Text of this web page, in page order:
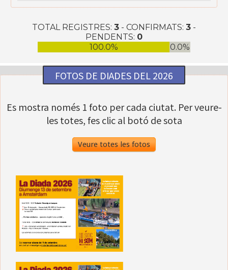
TOTAL REGISTRES: 3 - CONFIRMATS: 3 -
PENDENTS: 0
100.0%
0.0%
FOTOS DE DIADES DEL 2026
Es mostra només 1 foto per cada ciutat. Per veure-
les totes, fes clic al botó de sota
Veure totes les fotos